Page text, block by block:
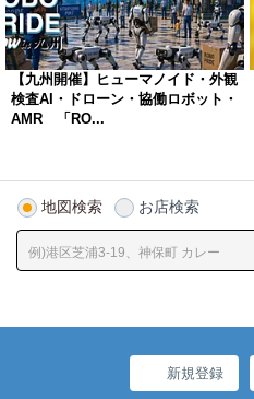
【九州開催】ヒューマノイド・外観
検査AI・ドローン・協働ロボット・
AMR 「RO...
地図検索 お店検索
新規登録